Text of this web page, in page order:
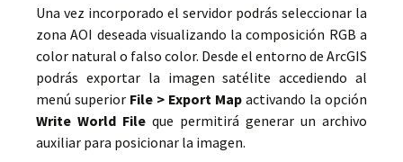
Una vez incorporado el servidor podrás seleccionar la
zona AOI deseada visualizando la composición RGB a
color natural o falso color. Desde el entorno de ArcGIS
podrás exportar la imagen satélite accediendo al
menú superior File > Export Map activando la opción
Write World File que permitirá generar un archivo
auxiliar para posicionar la imagen.